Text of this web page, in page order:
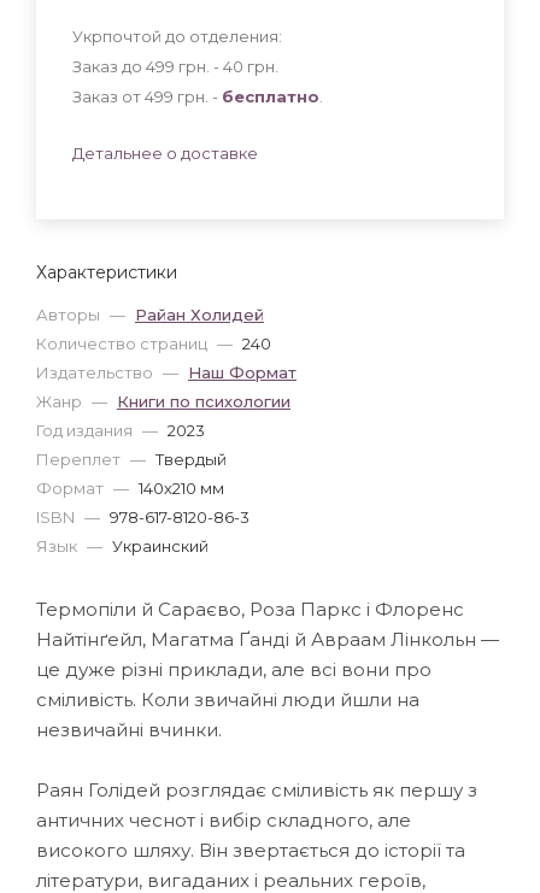
Характеристики
Авторы — Райан Холидей
Количество страниц — 240
Издательство — Наш Формат
Жанр — Книги по психологии
Год издания — 2023
Переплет — Твердый
Формат — 140x210 мм
ISBN — 978-617-8120-86-3
Язык — Украинский
Укрпочтой до отделения:
Заказ до 499 грн. - 40 грн
Заказ от 499 грн. - бесплатно
Детальнее о доставке
Термопіли й Сараєво, Роза Паркс і Флоренс
Найтінґейл, Магатма Ґанді й Авраам Лінкольн —
це дуже різні приклади, але всі вони про
сміливість. Коли звичайні люди йшли на
незвичайні вчинки.
Раян Голідей розглядає сміливість як першу з
античних чеснот і вибір складного, але
високого шляху. Він звертається до історії та
літератури, вигаданих і реальних героїв,